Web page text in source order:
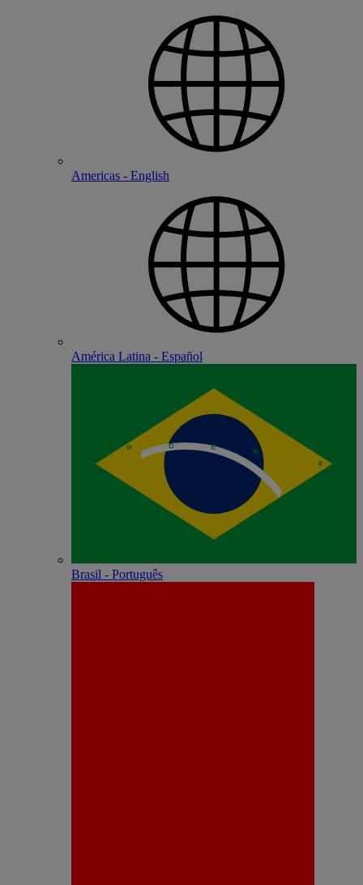
Americas - English
América Latina - Español
Brasil - Português